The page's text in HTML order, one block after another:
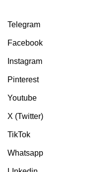
Telegram
Facebook
Instagram
Pinterest
Youtube
X (Twitter)
TikTok
Whatsapp